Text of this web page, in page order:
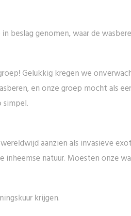
beslag genomen, waar de
Gelukkig kregen we
en onze groep mocht als
simpel.
aanzien als invasieve
natuur. Moesten onze
krijgen.